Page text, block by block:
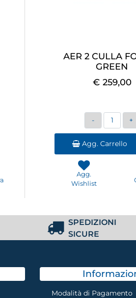
AER 2 CULLA
GREEN
€ 259,00
Quantità
Agg. Carrello
Agg.
Wishlist
SPEDIZIONI
SICURE
Modalità di Pagamento